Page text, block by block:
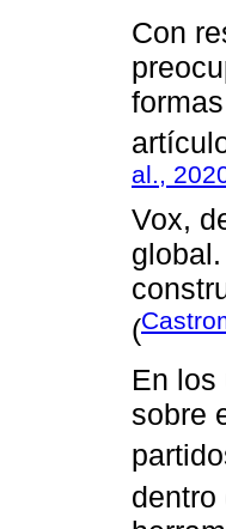
Con
al.,
Vox,
(
En los
sobre
dentro